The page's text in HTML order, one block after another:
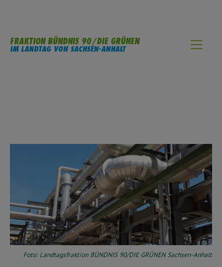
FRAKTION BÜNDNIS 90/DIE GRÜNEN
IM LANDTAG VON SACHSEN-ANHALT
Foto: Landtagsfraktion BÜNDNIS 90/DIE GRÜNEN Sachsen-Anhalt